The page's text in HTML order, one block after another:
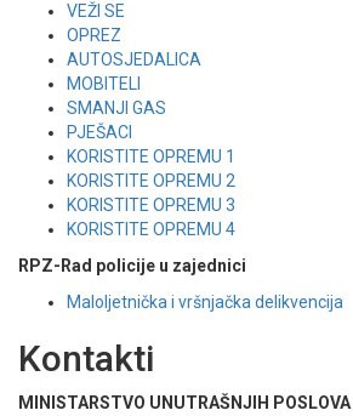
VEŽI SE
OPREZ
AUTOSJEDALICA
MOBITELI
SMANJI GAS
PJEŠACI
KORISTITE OPREMU 1
KORISTITE OPREMU 2
KORISTITE OPREMU 3
KORISTITE OPREMU 4
RPZ-Rad policije u zajednici
Maloljetnička i vršnjačka delikvencija
Kontakti
MINISTARSTVO UNUTRAŠNJIH POSLOVA